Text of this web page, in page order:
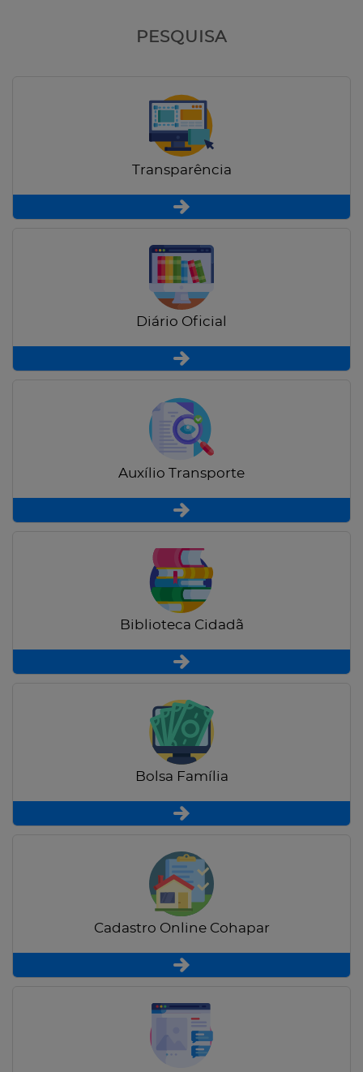
PESQUISA
Transparência
Diário Oficial
Auxílio Transporte
Biblioteca Cidadã
Bolsa Família
Cadastro Online Cohapar